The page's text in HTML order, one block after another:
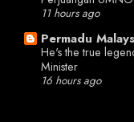
11 hours ago
Permadu
He's the true
Minister
16 hours ago